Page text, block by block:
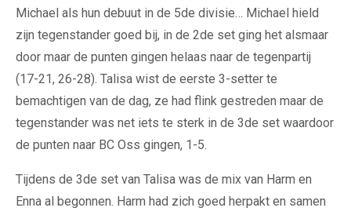
Michael als hun debuut in de 5de divisie… Michael hield
zijn tegenstander goed bij, in de 2de set ging het alsmaar
door maar de punten gingen helaas naar de tegenpartij
(17-21, 26-28). Talisa wist de eerste 3-setter te
bemachtigen van de dag, ze had flink gestreden maar de
tegenstander was net iets te sterk in de 3de set waardoor
de punten naar BC Oss gingen, 1-5.
Tijdens de 3de set van Talisa was de mix van Harm en
Enna al begonnen. Harm had zich goed herpakt en samen